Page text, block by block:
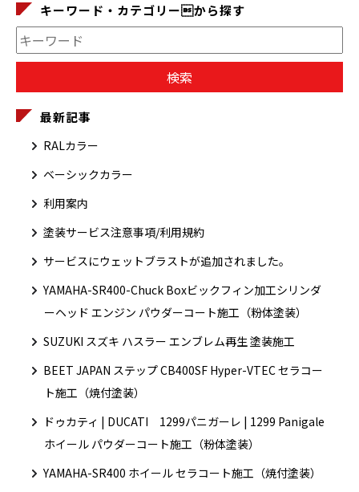
キーワード・カテゴリーから探す
最新記事
RALカラー
ベーシックカラー
利用案内
塗装サービス注意事項/利用規約
サービスにウェットブラストが追加されました。
YAMAHA-SR400-Chuck Boxビックフィン加工シリンダ
ーヘッド エンジン パウダーコート施工（粉体塗装）
SUZUKI スズキ ハスラー エンブレム再生 塗装施工
BEET JAPAN ステップ CB400SF Hyper-VTEC セラコー
ト施工（焼付塗装）
ドゥカティ | DUCATI 1299パニガーレ | 1299 Panigale
ホイール パウダーコート施工（粉体塗装）
YAMAHA-SR400 ホイール セラコート施工（焼付塗装）